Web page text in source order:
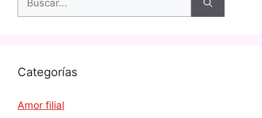
Categorías
Amor filial